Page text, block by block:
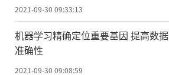
2021-09-30 09:33:13
机器学习精确定位重要基因 提高数据
准确性
2021-09-30 09:08:59